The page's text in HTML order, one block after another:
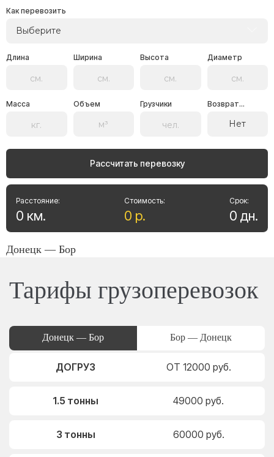
Как перевозить
Выберите
Длина Ширина Высота Диаметр
Масса Объем Грузчики Возврат...
Нет
Рассчитать перевозку
Стоимость:
0 р.
Расстояние:
0 км.
Срок:
0 дн.
Донецк — Бор
Тарифы грузоперевозок
Донецк — Бор Бор — Донецк
ДОГРУЗ ОТ 12000 руб.
1.5 тонны 49000 руб.
3 тонны 60000 руб.